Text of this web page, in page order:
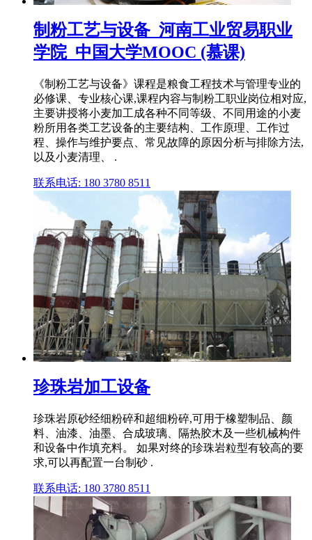
制粉工艺与设备_河南工业贸易职业
学院_中国大学MOOC (慕课)
《制粉工艺与设备》课程是粮食工程技术与管理专业的
必修课、专业核心课,课程内容与制粉工职业岗位相对应,
主要讲授将小麦加工成各种不同等级、不同用途的小麦
粉所用各类工艺设备的主要结构、工作原理、工作过
程、操作与维护要点、常见故障的原因分析与排除方法,
以及小麦清理、 .
联系电话: 180 3780 8511
珍珠岩加工设备
珍珠岩原砂经细粉碎和超细粉碎,可用于橡塑制品、颜
料、油漆、油墨、合成玻璃、隔热胶木及一些机械构件
和设备中作填充料。 如果对终的珍珠岩粒型有较高的要
求,可以再配置一台制砂 .
联系电话: 180 3780 8511